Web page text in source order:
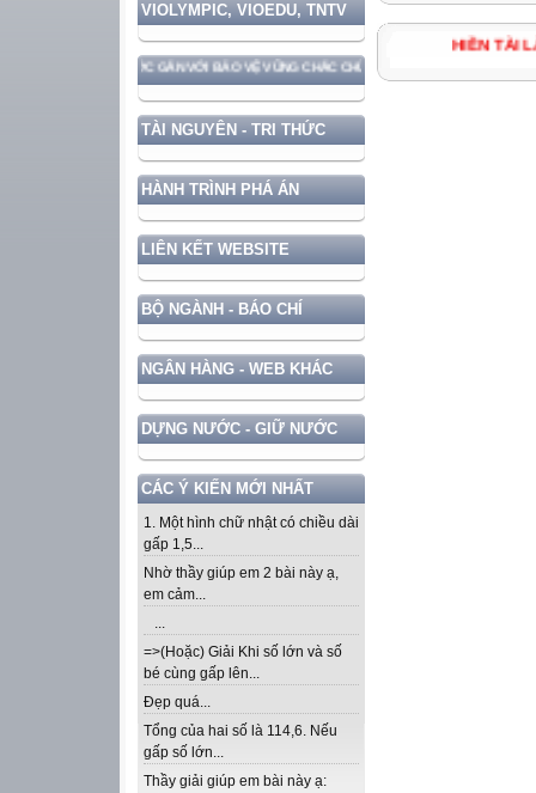
VIOLYMPIC, VIOEDU, TNTV
TRIỂN ĐẤT NƯỚC GẮN VỚI BẢO VỆ VỮNG CHẮC CHỦ QUYỀN VÀ ĐỘC LẬP DÂN TỘC!
TÀI NGUYÊN - TRI THỨC
HÀNH TRÌNH PHÁ ÁN
LIÊN KẾT WEBSITE
BỘ NGÀNH - BÁO CHÍ
NGÂN HÀNG - WEB KHÁC
DỰNG NƯỚC - GIỮ NƯỚC
CÁC Ý KIẾN MỚI NHẤT
1. Một hình chữ nhật có chiều dài
gấp 1,5...
Nhờ thầy giúp em 2 bài này ạ,
em cảm...
...
=>(Hoặc) Giải Khi số lớn và số
bé cùng gấp lên...
Đẹp quá...
Tổng của hai số là 114,6. Nếu
gấp số lớn...
Thầy giải giúp em bài này ạ:
HIỀN